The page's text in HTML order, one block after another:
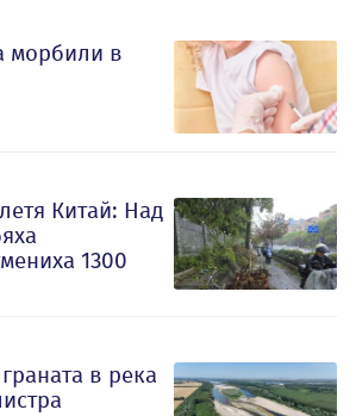
морбили в
Китай: Над
1300
в река